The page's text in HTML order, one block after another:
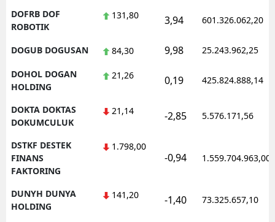
DOFRB DOF
ROBOTIK
131,80 3,94 601.326.062,20
DOGUB DOGUSAN 84,30 9,98 25.243.962,25
DOHOL DOGAN
HOLDING
21,26 0,19 425.824.888,14
DOKTA DOKTAS
DOKUMCULUK
21,14 -2,85 5.576.171,56
DSTKF DESTEK
FINANS
FAKTORING
1.798,00
-0,94 1.559.704.963,00
DUNYH DUNYA
HOLDING
141,20 -1,40 73.325.657,10